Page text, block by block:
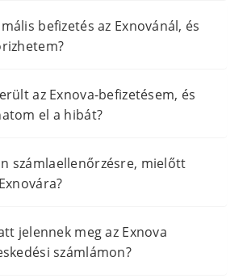
befizetés az Exnovánál, és
az Exnova-befizetésem, és
el a hibát?
számlaellenőrzésre, mielőtt
jelennek meg az Exnova
számlámon?